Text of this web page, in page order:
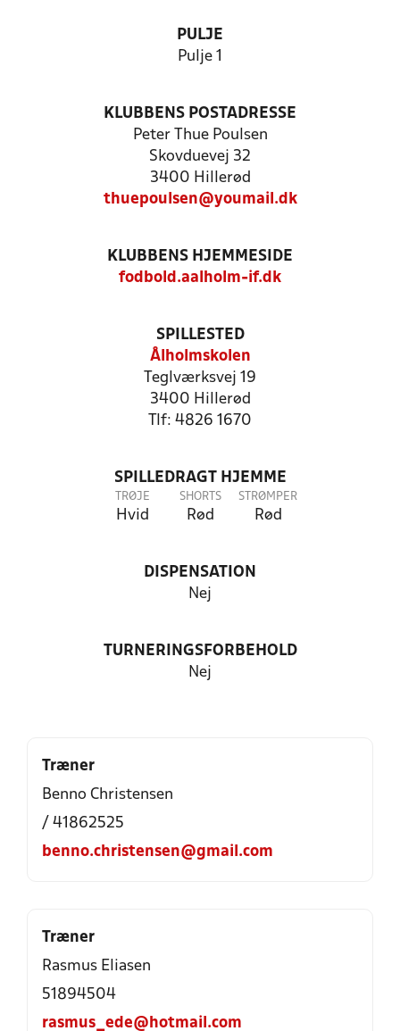
PULJE
Pulje 1
KLUBBENS POSTADRESSE
Peter Thue Poulsen
Skovduevej 32
3400 Hillerød
thuepoulsen@youmail.dk
KLUBBENS HJEMMESIDE
fodbold.aalholm-if.dk
SPILLESTED
Ålholmskolen
Teglværksvej 19
3400 Hillerød
Tlf: 4826 1670
SPILLEDRAGT HJEMME
TRØJE
Hvid
SHORTS
Rød
STRØMPER
Rød
DISPENSATION
Nej
TURNERINGSFORBEHOLD
Nej
Træner
Benno Christensen
/ 41862525
benno.christensen@gmail.com
Træner
Rasmus Eliasen
51894504
rasmus_ede@hotmail.com